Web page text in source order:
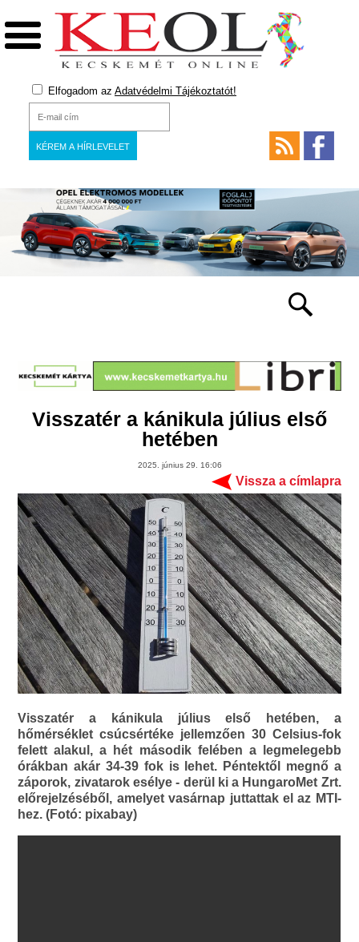
Elfogadom az Adatvédelmi Tájékoztatót!
Visszatér a kánikula július első
hetében
2025. június 29. 16:06
Vissza a címlapra
Visszatér a kánikula július első hetében, a
hőmérséklet csúcsértéke jellemzően 30 Celsius-fok
felett alakul, a hét második felében a legmelegebb
órákban akár 34-39 fok is lehet. Péntektől megnő a
záporok, zivatarok esélye - derül ki a HungaroMet Zrt.
előrejelzéséből, amelyet vasárnap juttattak el az MTI-
hez. (Fotó: pixabay)